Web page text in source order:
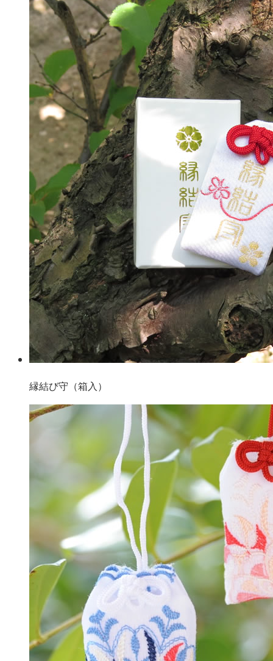
縁結び守（箱入）